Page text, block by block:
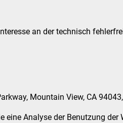
an der technisch
Mountain View, CA
Analyse der Benutzung der